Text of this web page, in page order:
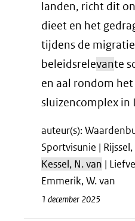
landen, richt dit
dieet en het
tijdens de
beleidsrelevante
en aal rondom
sluizencomplex in
auteur(s):
Sportvisunie | Rijssel,
Kessel, N. van |
Emmerik, W. van
1 december 2025